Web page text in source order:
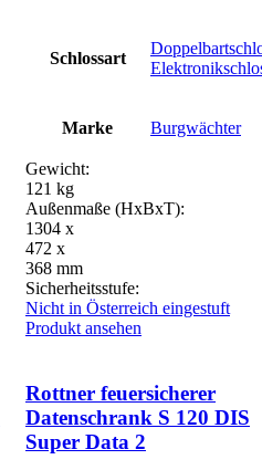
Schlossart
Marke Burgwächter
Gewicht:
121 kg
Außenmaße (HxBxT):
1304 x
472 x
368 mm
Sicherheitsstufe:
Nicht in Österreich eingestuft
Produkt ansehen
Rottner feuersicherer
Datenschrank S 120 DIS
Super Data 2